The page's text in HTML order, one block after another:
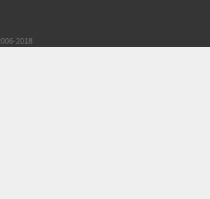
2018